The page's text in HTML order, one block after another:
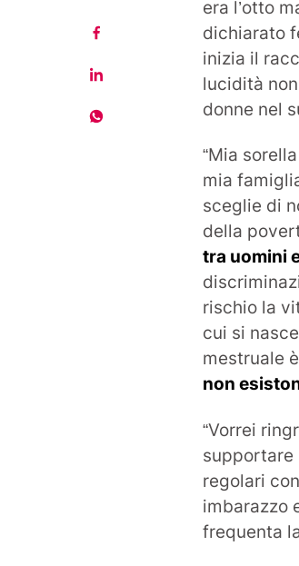
era l’otto
dichiarato
inizia il
lucidità
donne nel
“Mia
mia
sceglie di
della
tra uomini
rischio la
cui si
mestruale
non
“Vorrei
supportare
regolari
imbarazzo
frequenta